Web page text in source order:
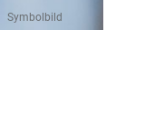
Symbolbild